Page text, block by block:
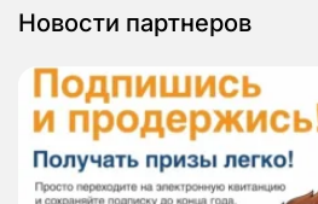
Новости партнеров